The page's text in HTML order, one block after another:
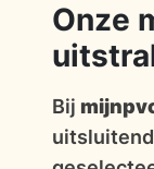
Onze
Bij